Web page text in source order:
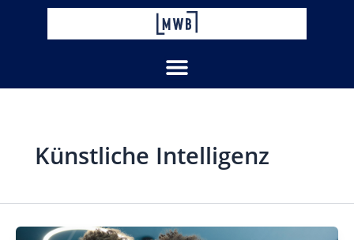
Künstliche Intelligenz